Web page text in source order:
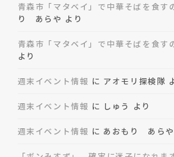
青森市「マタベイ」で中華そばを食す
り あらや より
青森市「マタベイ」で中華そばを食す
より
週末イベント情報 に アオモリ探検隊
週末イベント情報 に しゅう より
週末イベント情報 に あおもり あらや